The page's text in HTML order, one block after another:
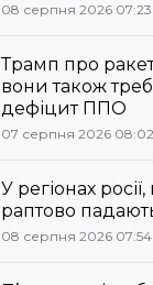
08 серпня 2026 07:23
Трамп про
вони також
дефіцит ППО
07 серпня 2026 08:02
У регіонах
раптово
08 серпня 2026 07:54